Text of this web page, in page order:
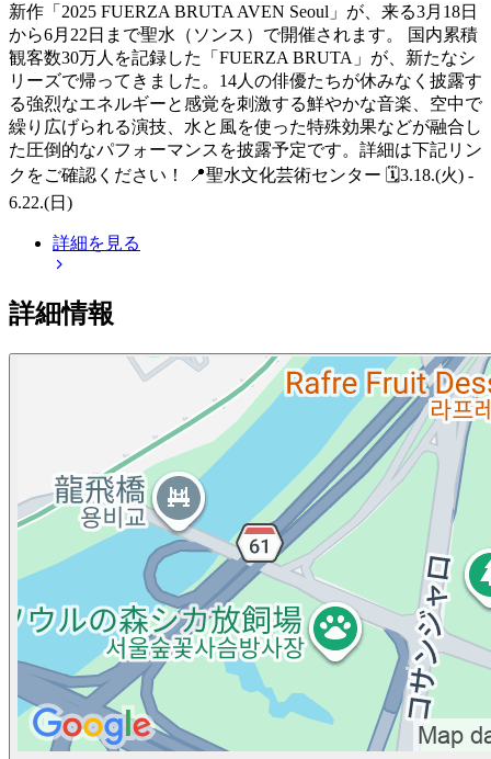
新作「2025 FUERZA BRUTA AVEN Seoul」が、来る3月18日
から6月22日まで聖水（ソンス）で開催されます。 国内累積
観客数30万人を記録した「FUERZA BRUTA」が、新たなシ
リーズで帰ってきました。14人の俳優たちが休みなく披露す
る強烈なエネルギーと感覚を刺激する鮮やかな音楽、空中で
繰り広げられる演技、水と風を使った特殊効果などが融合し
た圧倒的なパフォーマンスを披露予定です。詳細は下記リン
クをご確認ください！ 📍聖水文化芸術センター 🗓️3.18.(火) -
6.22.(日)
詳細を見る
詳細情報